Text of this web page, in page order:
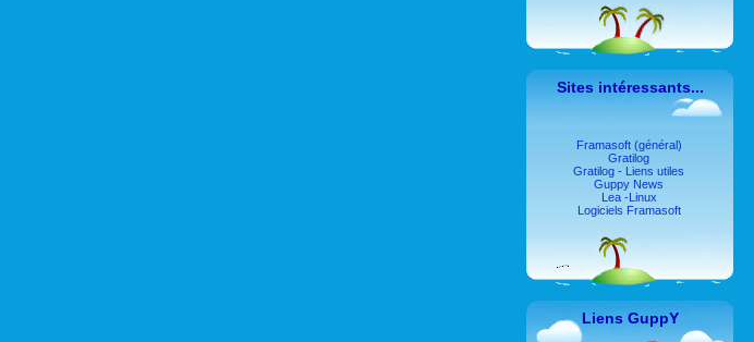
Sites intéressants...
Framasoft (général)
Gratilog
Gratilog - Liens utiles
Guppy News
Lea -Linux
Logiciels Framasoft
Liens GuppY